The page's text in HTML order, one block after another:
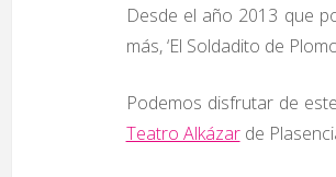
Desde el año 2013 que
más, ‘El Soldadito de
Podemos disfrutar de
Teatro Alkázarde